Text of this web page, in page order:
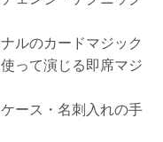
ルのカードマジック
って演じる即席マジ
ース・名刺入れの手